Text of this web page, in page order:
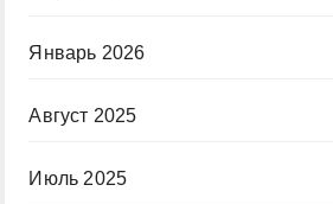
Январь 2026
Август 2025
Июль 2025